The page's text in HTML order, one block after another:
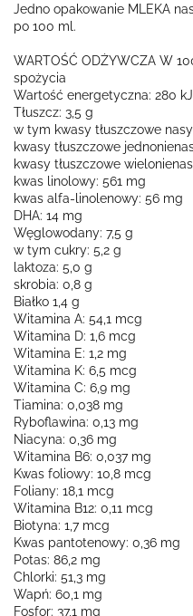
Jedno opakowanie MLEKA
po 100 ml.
WARTOŚĆ ODŻYWCZA W
spożycia
Wartość energetyczna: 280
Tłuszcz: 3,5 g
w tym kwasy tłuszczowe
kwasy tłuszczowe
kwasy tłuszczowe
kwas linolowy: 561 mg
kwas alfa-linolenowy: 56 mg
DHA: 14 mg
Węglowodany: 7,5 g
w tym cukry: 5,2 g
laktoza: 5,0 g
skrobia: 0,8 g
Białko 1,4 g
Witamina A: 54,1 mcg
Witamina D: 1,6 mcg
Witamina E: 1,2 mg
Witamina K: 6,5 mcg
Witamina C: 6,9 mg
Tiamina: 0,038 mg
Ryboflawina: 0,13 mg
Niacyna: 0,36 mg
Witamina B6: 0,037 mg
Kwas foliowy: 10,8 mcg
Foliany: 18,1 mcg
Witamina B12: 0,11 mcg
Biotyna: 1,7 mcg
Kwas pantotenowy: 0,36 mg
Potas: 86,2 mg
Chlorki: 51,3 mg
Wapń: 60,1 mg
Fosfor: 37,1 mg